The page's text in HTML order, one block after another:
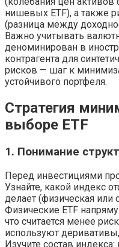
нишевых ETF), а также
(разница между
Важно учитывать
деноминирован в
контрагента для
рисков — шаг к
устойчивого портфеля.
Стратегия
выборе ETF
1. Понимание
Перед инвестициями
Узнайте, какой индекс
делает (физическая или
Физические ETF
что считается менее
используют
Изучите состав